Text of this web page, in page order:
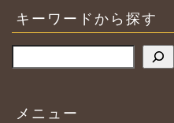
記
事
キーワードから探す
メニュー